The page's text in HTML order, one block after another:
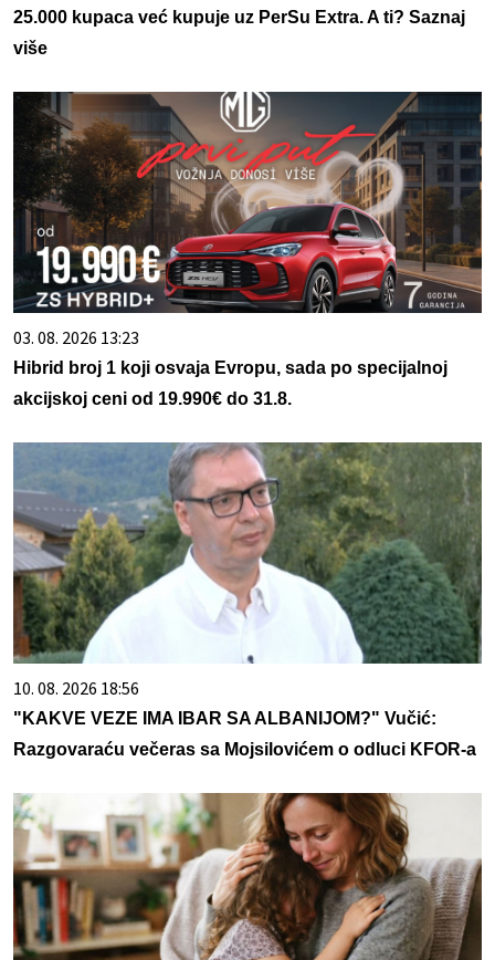
25.000 kupaca već kupuje uz PerSu Extra. A ti? Saznaj
više
03. 08. 2026 13:23
Hibrid broj 1 koji osvaja Evropu, sada po specijalnoj
akcijskoj ceni od 19.990€ do 31.8.
10. 08. 2026 18:56
"KAKVE VEZE IMA IBAR SA ALBANIJOM?" Vučić:
Razgovaraću večeras sa Mojsilovićem o odluci KFOR-a